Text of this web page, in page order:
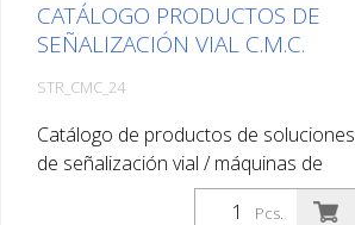
CATÁLOGO PRODUCTOS DE
SEÑALIZACIÓN VIAL C.M.C.
STR_CMC_24
Catálogo de productos de soluciones
de señalización vial / máquinas de
señalización vial de C.M.C. Puede
Pcs.